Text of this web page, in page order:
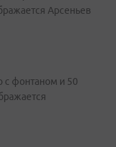
Арсеньев
с фонтаном и 50